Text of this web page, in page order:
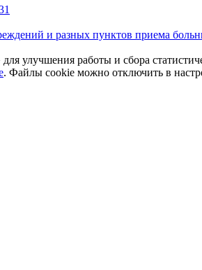
и разных пунктов приема
улучшения работы и сбора
. Файлы cookie можно отключить в